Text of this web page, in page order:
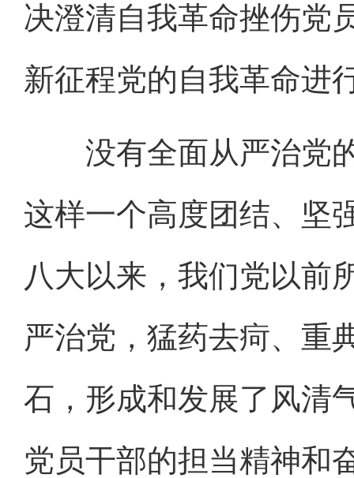
决澄清自我革命挫伤党
新征程党的自我革命进
没有全面从严治党的
这样一个高度团结、坚
八大以来，我们党以前
严治党，猛药去疴、重
石，形成和发展了风清
党员干部的担当精神和